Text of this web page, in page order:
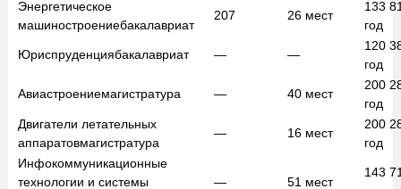
Энергетическое
машиностроениебакалавриат
207 26 мест
133
год
Юриспруденциябакалавриат — —
120
год
Авиастроениемагистратура — 40 мест
200
год
Двигатели летательных
аппаратовмагистратура
— 16 мест
200
год
Инфокоммуникационные
технологии и системы
— 51 мест
143